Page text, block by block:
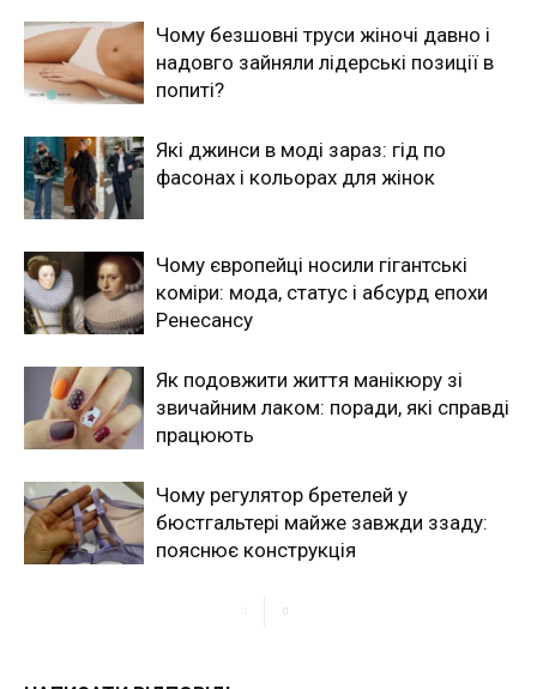
Чому безшовні труси жіночі давно і
надовго зайняли лідерські позиції в
попиті?
Які джинси в моді зараз: гід по
фасонах і кольорах для жінок
Чому європейці носили гігантські
коміри: мода, статус і абсурд епохи
Ренесансу
Як подовжити життя манікюру зі
звичайним лаком: поради, які справді
працюють
Чому регулятор бретелей у
бюстгальтері майже завжди ззаду:
пояснює конструкція